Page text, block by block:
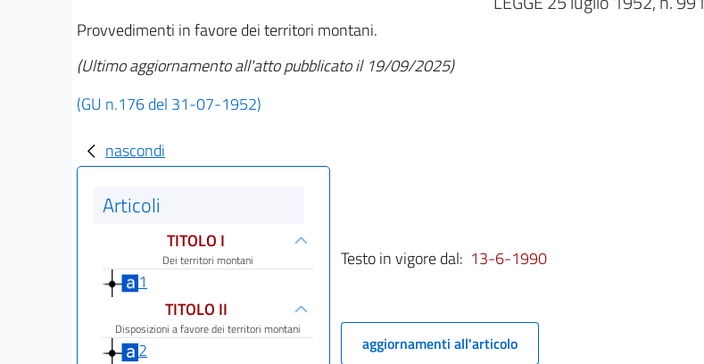
Provvedimenti in favore dei territori montani.
(Ultimo aggiornamento all'atto pubblicato il 19/09/2025)
(GU n.176 del 31-07-1952)
nascondi
Articoli
TITOLO I
Dei territori montani
1
TITOLO II
Disposizioni a favore dei territori montani
2
Testo in vigore dal: 13-6-1990
aggiornamenti all'articolo